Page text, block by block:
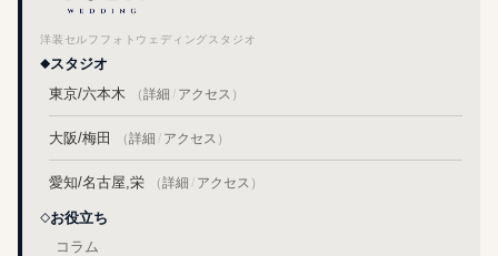
洋装セルフフォトウェディングスタジオ
スタジオ
東京/六本木
（詳細 / アクセス ）
大阪/梅田 （詳細 / アクセス ）
愛知/名古屋,栄 （詳細 / アクセス ）
お役立ち
コラム